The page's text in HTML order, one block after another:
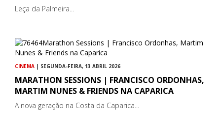
Leça da Palmeira...
CINEMA | SEGUNDA-FEIRA, 13 ABRIL 2026
MARATHON SESSIONS | FRANCISCO ORDONHAS,
MARTIM NUNES & FRIENDS NA CAPARICA
A nova geração na Costa da Caparica...